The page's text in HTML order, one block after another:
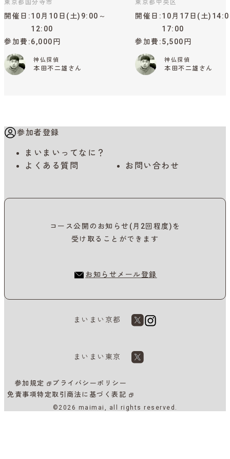
東京都国分寺市
開催日
10月10日(土)9:00～
12:00
参加費 6,000円
神仏探偵
本田不二雄さん
東京都中央区
開催日
10月17日(土
17:00
参加費 5,500円
神仏探偵
本田不二雄さん
参加者登録
まいまいってなに？
よくある質問
お問い合わせ
コース公開のお知らせ(月2回程度)を
受け取ることができます
お知らせメール登録
まいまい京都
まいまい東京
参加規定
プライバシーポリシー
免責事項特定取引商法に基づく表記
©2026 maimai, all rights reserved.